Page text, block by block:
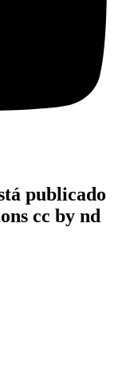
publicado
cc by nd